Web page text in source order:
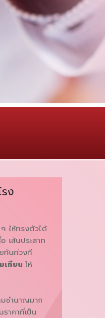
ง
ให้ทรงตัวได้
เส้นประสาท
ทันท่วงที
เทียน ให้
ชำนาญมาก
าคาที่เป็น